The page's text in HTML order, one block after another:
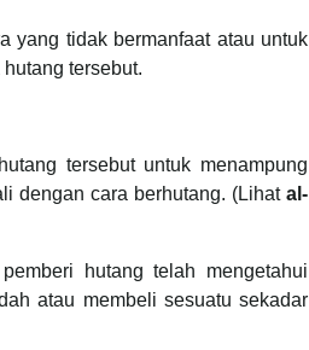
yang tidak bermanfaat atau untuk
tersebut.
tersebut untuk menampung
dengan cara berhutang. (Lihat al-
hutang telah mengetahui
atau membeli sesuatu sekadar